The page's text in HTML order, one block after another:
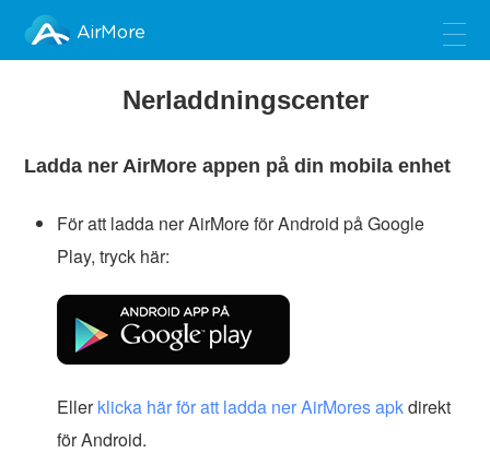
AirMore
Nerladdningscenter
Ladda ner AirMore appen på din mobila enhet
För att ladda ner AirMore för Android på Google
Play, tryck här:
Ellerklicka här för att ladda ner AirMores apkdirekt
för Android.